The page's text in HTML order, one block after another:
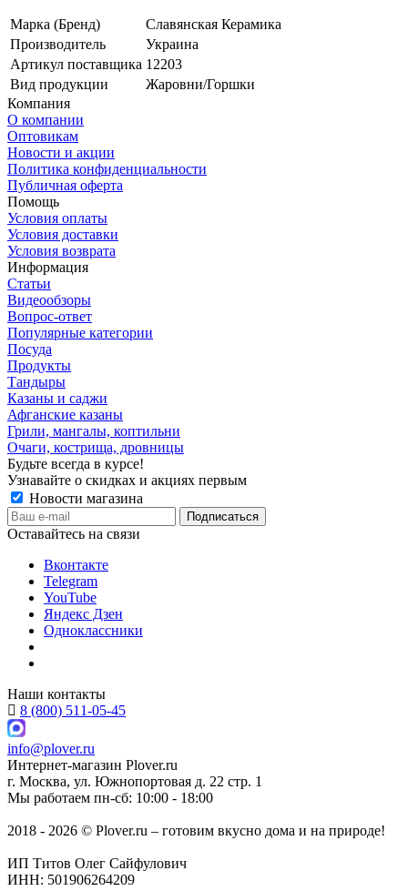
Марка (Бренд)
Славянская Керамика
Производитель
Украина
Артикул поставщика 12203
Вид продукции
Жаровни/Горшки
Компания
О компании
Оптовикам
Новости и акции
Политика конфиденциальности
Публичная оферта
Помощь
Условия оплаты
Условия доставки
Условия возврата
Информация
Статьи
Видеообзоры
Вопрос-ответ
Популярные категории
Посуда
Продукты
Тандыры
Казаны и саджи
Афганские казаны
Грили, мангалы, коптильни
Очаги, кострища, дровницы
Будьте всегда в курсе!
Узнавайте о скидках и акциях первым
Новости магазина
Оставайтесь на связи
Вконтакте
Telegram
YouTube
Яндекс Дзен
Одноклассники
Наши контакты
8 (800) 511-05-45
info@plover.ru
Интернет-магазин Plover.ru
г. Москва, ул. Южнопортовая д. 22 стр. 1
Мы работаем пн-сб: 10:00 - 18:00
2018 - 2026 © Plover.ru – готовим вкусно дома и на природе!
ИП Титов Олег Сайфулович
ИНН: 501906264209